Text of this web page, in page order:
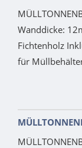
Wanddicke:
Fichtenholz
für